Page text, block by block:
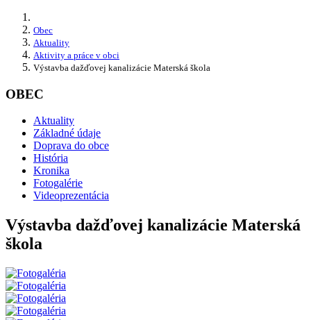
Obec
Aktuality
Aktivity a práce v obci
Výstavba dažďovej kanalizácie Materská škola
OBEC
Aktuality
Základné údaje
Doprava do obce
História
Kronika
Fotogalérie
Videoprezentácia
Výstavba dažďovej kanalizácie Materská
škola